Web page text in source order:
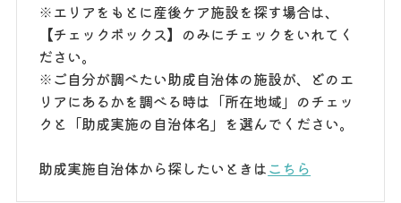
※エリアをもとに産後ケア施設を探す場合は、
【チェックボックス】のみにチェックをいれてく
ださい。
※ご自分が調べたい助成自治体の施設が、どのエ
リアにあるかを調べる時は「所在地域」のチェッ
クと「助成実施の自治体名」を選んでください。
助成実施自治体から探したいときはこちら